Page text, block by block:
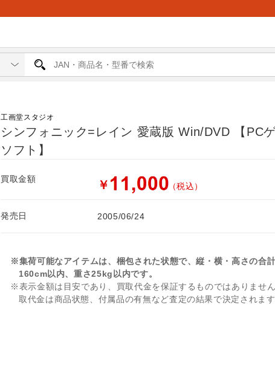
工画堂スタジオ
シンフォニック=レイン 愛蔵版 Win/DVD 【PC
ソフト】
買取金額 ￥ （税込）
発売日 2005/06/24
※集荷可能なアイテムは、梱包された状態で、縦・横・高さの合
160cm以内、重さ25kg以内です。
※表示金額は目安であり、買取代金を保証するものではありませ
取代金は商品状態、付属品の有無など査定の結果で決定されま